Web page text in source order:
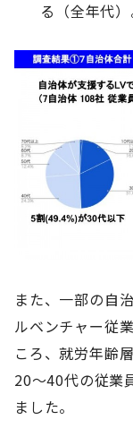
る（全年代）
また、一部の自
ルベンチャー従
ころ、就労年齢
20～40代の従業
ました。